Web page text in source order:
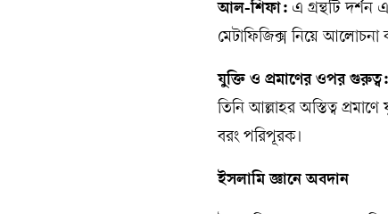
আল-শিফা: এ গ্রন্থটি দর্শন
মেটাফিজিক্স নিয়ে আলোচনা
যুক্তি ও প্রমাণের ওপর গুরুত্ব:
তিনি আল্লাহর অস্তিত্ব
বরং পরিপূরক।
ইসলামি জ্ঞানে অবদান